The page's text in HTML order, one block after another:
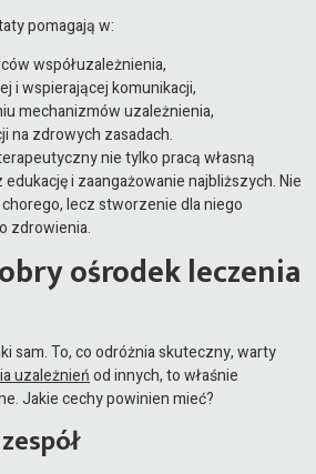
pomagają w:
współuzależnienia,
i wspierającej komunikacji,
mechanizmów uzależnienia,
na zdrowych zasadach.
nie tylko pracą własną
i zaangażowanie najbliższych. Nie
lecz stworzenie dla niego
zdrowienia.
ośrodek leczenia
sam. To, co odróżnia skuteczny, warty
uzależnieńod innych, to właśnie
Jakie cechy powinien mieć?